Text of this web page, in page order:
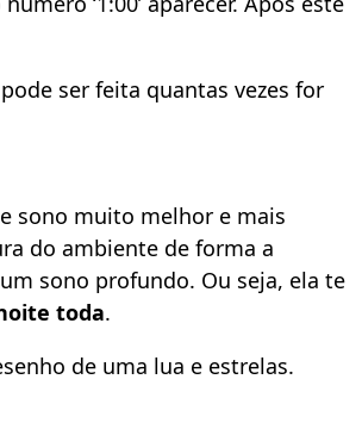
ser feita quantas vezes for
sono muito melhor e mais
do ambiente de forma a
sono profundo. Ou seja, ela te
toda.
de uma lua e estrelas.